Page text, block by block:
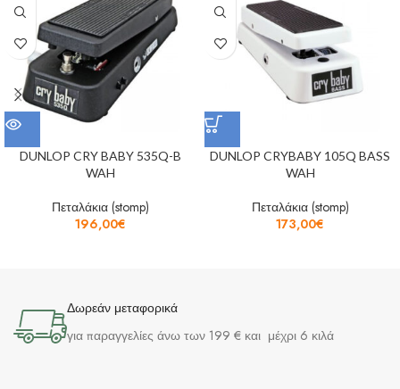
DUNLOP CRY BABY 535Q-B
WAH
Πεταλάκια (stomp)
196,00€
DUNLOP CRYBABY 105Q BASS
WAH
Πεταλάκια (stomp)
173,00€
Δωρεάν μεταφορικά
για παραγγελίες άνω των 199 € και μέχρι 6 κιλά